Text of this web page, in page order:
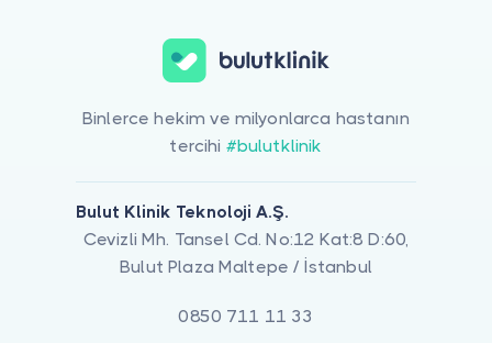
Binlerce hekim ve milyonlarca hastanın
tercihi #bulutklinik
Bulut Klinik Teknoloji A.Ş.
Cevizli Mh. Tansel Cd. No:12 Kat:8 D:60,
Bulut Plaza Maltepe / İstanbul
0850 711 11 33